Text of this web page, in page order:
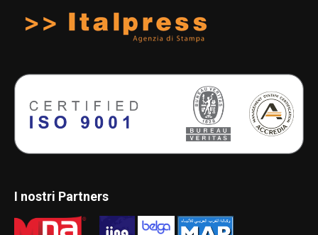
I nostri Partners